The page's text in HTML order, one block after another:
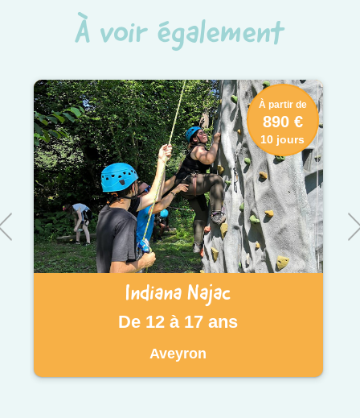
À voir également
Indiana Najac
De 12 à 17 ans
Aveyron
À partir de
890 €
10 jours